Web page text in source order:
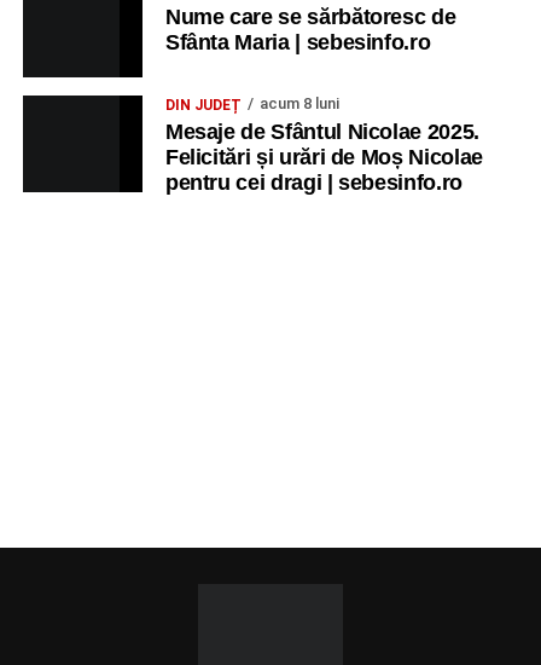
Nume care se sărbătoresc de
Sfânta Maria | sebesinfo.ro
DIN JUDEȚ acum 8 luni
Mesaje de Sfântul Nicolae 2025.
Felicitări și urări de Moș Nicolae
pentru cei dragi | sebesinfo.ro